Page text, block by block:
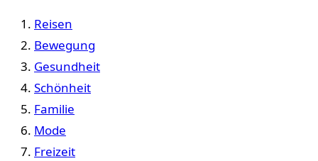
Reisen
Bewegung
Gesundheit
Schönheit
Familie
Mode
Freizeit